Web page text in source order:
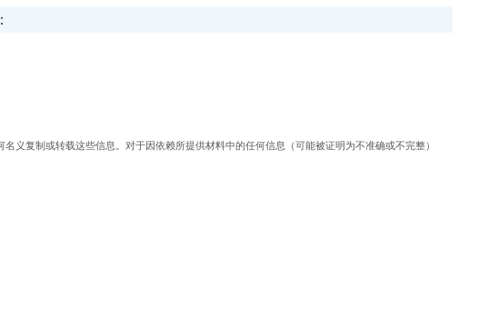
复制或转载这些信息。对于因依赖所提供材料中的任何信息（可能被证明为不准确或不完整）